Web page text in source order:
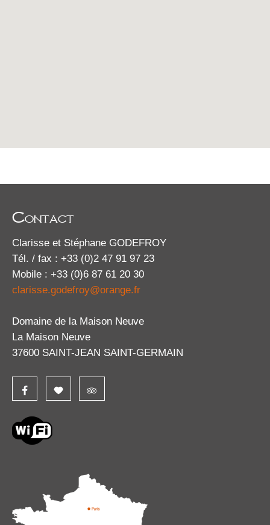
Contact
Clarisse et Stéphane GODEFROY
Tél. / fax : +33 (0)2 47 91 97 23
Mobile : +33 (0)6 87 61 20 30
clarisse.godefroy@orange.fr
Domaine de la Maison Neuve
La Maison Neuve
37600 SAINT-JEAN SAINT-GERMAIN